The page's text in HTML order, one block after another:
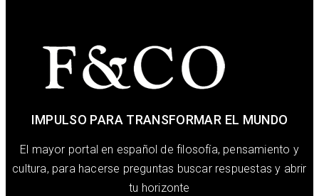
IMPULSO PARA TRANSFORMAR EL MUNDO
El mayor portal en español de filosofía, pensamiento y
cultura, para hacerse preguntas buscar respuestas y abrir
tu horizonte